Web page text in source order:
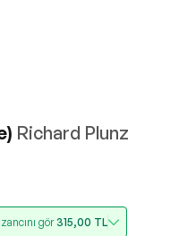
Richard Plunz
gör315,00 TL